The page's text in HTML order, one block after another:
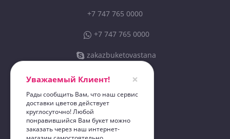
+7 747 765 0000
+7 747 765 0000
zakazbuketovastana
sales@zbastana.kz
ИП «Zakazbuketov 01»
"Zakazbuketov"
Уважаемый Клиент! ×
Рады сообщить Вам, что наш сервис
доставки цветов действует
круглосуточно! Любой
понравившийся Вам букет можно
заказать через наш интернет-